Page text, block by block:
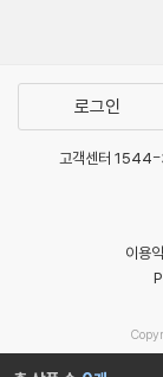
로그인
고객센터
이용
MATOM10